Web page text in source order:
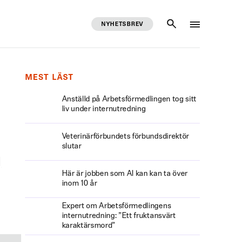
NYHETSBREV
MEST LÄST
Anställd på Arbetsförmedlingen tog sitt
liv under internutredning
Veterinärförbundets förbundsdirektör
slutar
Här är jobben som AI kan kan ta över
inom 10 år
Expert om Arbetsförmedlingens
internutredning: ”Ett fruktansvärt
karaktärsmord”